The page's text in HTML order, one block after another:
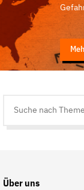
Über uns